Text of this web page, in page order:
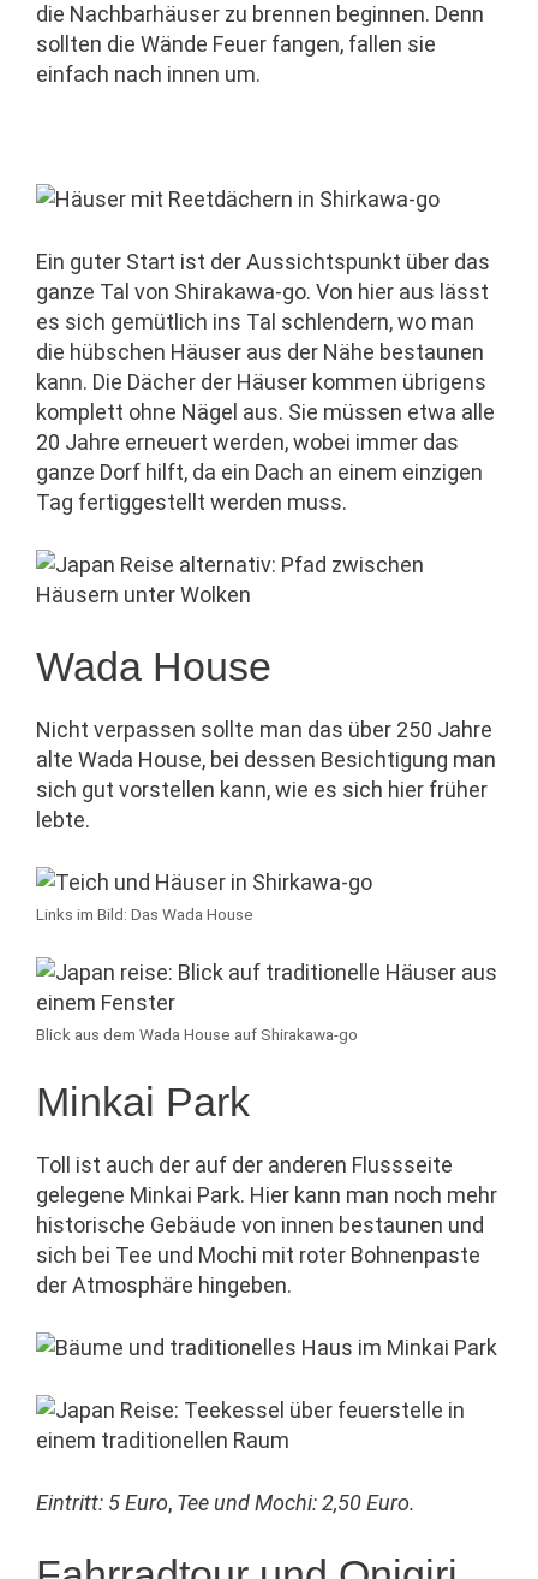
die Nachbarhäuser zu brennen beginnen. Denn
sollten die Wände Feuer fangen, fallen sie
einfach nach innen um.
Ein guter Start ist der Aussichtspunkt über das
ganze Tal von Shirakawa-go. Von hier aus lässt
es sich gemütlich ins Tal schlendern, wo man
die hübschen Häuser aus der Nähe bestaunen
kann. Die Dächer der Häuser kommen übrigens
komplett ohne Nägel aus. Sie müssen etwa alle
20 Jahre erneuert werden, wobei immer das
ganze Dorf hilft, da ein Dach an einem einzigen
Tag fertiggestellt werden muss.
Wada House
Nicht verpassen sollte man das über 250 Jahre
alte Wada House, bei dessen Besichtigung man
sich gut vorstellen kann, wie es sich hier früher
lebte.
Links im Bild: Das Wada House
Blick aus dem Wada House auf Shirakawa-go
Minkai Park
Toll ist auch der auf der anderen Flussseite
gelegene Minkai Park. Hier kann man noch mehr
historische Gebäude von innen bestaunen und
sich bei Tee und Mochi mit roter Bohnenpaste
der Atmosphäre hingeben.
Eintritt: 5 Euro, Tee und Mochi: 2,50 Euro.